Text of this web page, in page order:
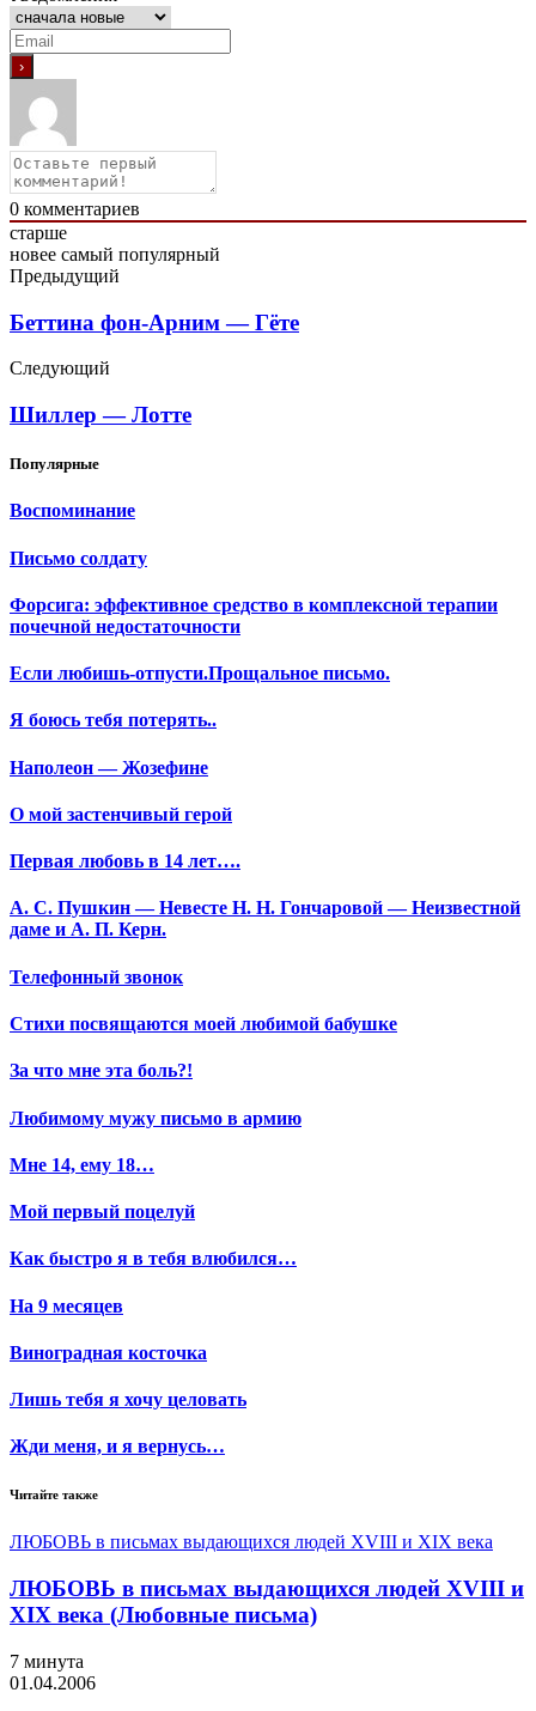
0 комментариев
старше
новее самый популярный
Предыдущий
Беттина фон-Арним — Гёте
Следующий
Шиллер — Лотте
Популярные
Воспоминание
Письмо солдату
Форсига: эффективное средство в комплексной терапии
почечной недостаточности
Если любишь-отпусти.Прощальное письмо.
Я боюсь тебя потерять..
Наполеон — Жозефине
О мой застенчивый герой
Первая любовь в 14 лет….
А. С. Пушкин — Невесте Н. Н. Гончаровой — Неизвестной
даме и А. П. Керн.
Телефонный звонок
Стихи посвящаются моей любимой бабушке
За что мне эта боль?!
Любимому мужу письмо в армию
Мне 14, ему 18…
Мой первый поцелуй
Как быстро я в тебя влюбился…
На 9 месяцев
Виноградная косточка
Лишь тебя я хочу целовать
Жди меня, и я вернусь…
Читайте также
ЛЮБОВЬ в письмах выдающихся людей XVIII и XIX века
ЛЮБОВЬ в письмах выдающихся людей XVIII и
XIX века (Любовные письма)
7 минута
01.04.2006